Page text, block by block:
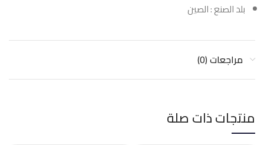
بلد الصنع : الصين
مراجعات (0)
منتجات ذات صلة